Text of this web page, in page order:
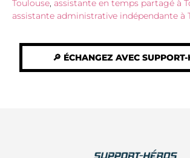
Toulouse, assistante en temps partagé à
assistante administrative indépendante à
🔎 ÉCHANGEZ AVEC SUPPORT-